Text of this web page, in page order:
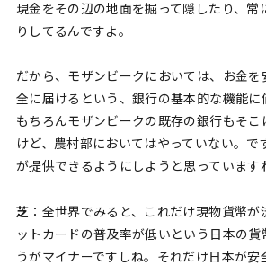
現金をその辺の地面を掘って隠したり、常
りしてるんですよ。
だから、モザンビークにおいては、お金を
全に届けるという、銀行の基本的な機能に
もちろんモザンビークの既存の銀行もそこ
けど、農村部においてはやっていない。で
が提供できるようにしようと思っています
芝 ：全世界でみると、これだけ現物貨幣
ットカードの普及率が低いという日本の
うがマイナーですしね。それだけ日本が安